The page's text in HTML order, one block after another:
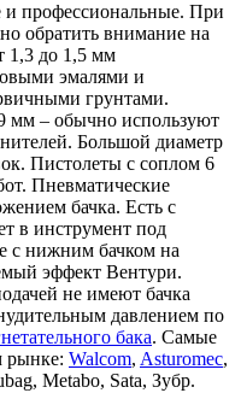
и профессиональные. При
обратить внимание на
1,3 до 1,5 мм
эмалями и
грунтами.
мм – обычно используют
Большой диаметр
Пистолеты с соплом 6
Пневматические
бачка. Есть с
в инструмент под
с нижним бачком на
эффект Вентури.
не имеют бачка
давлением по
бака. Самые
рынке: Walcom, Asturomec,
Metabo, Sata, Зубр.